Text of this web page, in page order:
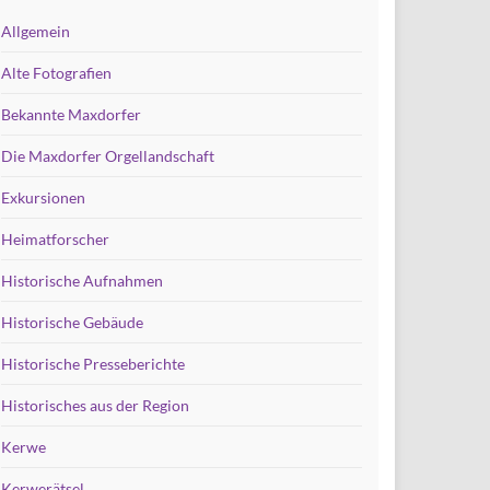
Allgemein
Alte Fotografien
Bekannte Maxdorfer
Die Maxdorfer Orgellandschaft
Exkursionen
Heimatforscher
Historische Aufnahmen
Historische Gebäude
Historische Presseberichte
Historisches aus der Region
Kerwe